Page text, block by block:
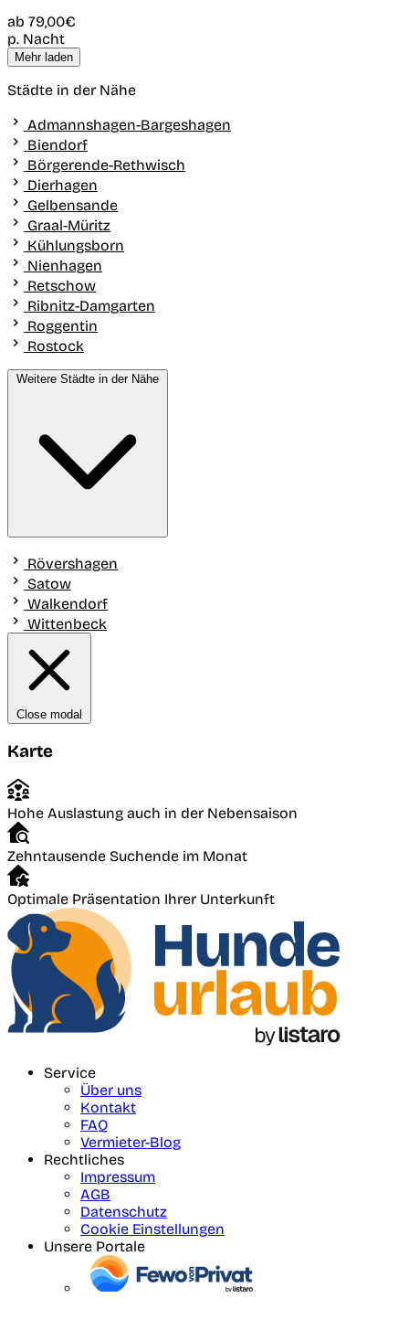
ab 79,00€
p. Nacht
Mehr laden
Städte in der Nähe
Admannshagen-Bargeshagen
Biendorf
Börgerende-Rethwisch
Dierhagen
Gelbensande
Graal-Müritz
Kühlungsborn
Nienhagen
Retschow
Ribnitz-Damgarten
Roggentin
Rostock
Weitere Städte in der Nähe
Rövershagen
Satow
Walkendorf
Wittenbeck
Close modal
Karte
Hohe Auslastung auch in der Nebensaison
Zehntausende Suchende im Monat
Optimale Präsentation Ihrer Unterkunft
Service
Über uns
Kontakt
FAQ
Vermieter-Blog
Rechtliches
Impressum
AGB
Datenschutz
Cookie Einstellungen
Unsere Portale